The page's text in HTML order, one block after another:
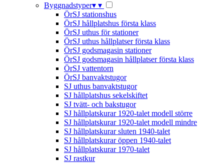
Byggnadstyper▾ ▾
ÖrSJ stationshus
ÖrSJ hållplatshus första klass
ÖrSJ uthus för stationer
ÖrSJ uthus hållplatser första klass
ÖrSJ godsmagasin stationer
ÖrSJ godsmagasin hållplatser första klass
ÖrSJ vattentorn
ÖrSJ banvaktstugor
SJ uthus banvaktstugor
SJ hållplatshus sekelskiftet
SJ tvätt- och bakstugor
SJ hållplatskurar 1920-talet modell större
SJ hållplatskurar 1920-talet modell mindre
SJ hållplatskurar sluten 1940-talet
SJ hållplatskurar öppen 1940-talet
SJ hållplatskurar 1970-talet
SJ rastkur